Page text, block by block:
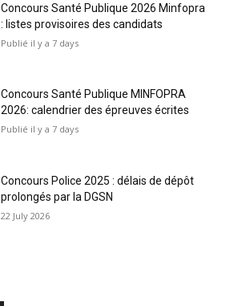
Concours Santé Publique 2026 Minfopra
: listes provisoires des candidats
Publié il y a 7 days
Concours Santé Publique MINFOPRA
2026: calendrier des épreuves écrites
Publié il y a 7 days
Concours Police 2025 : délais de dépôt
prolongés par la DGSN
22 July 2026